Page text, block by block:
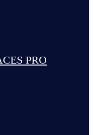
PRO